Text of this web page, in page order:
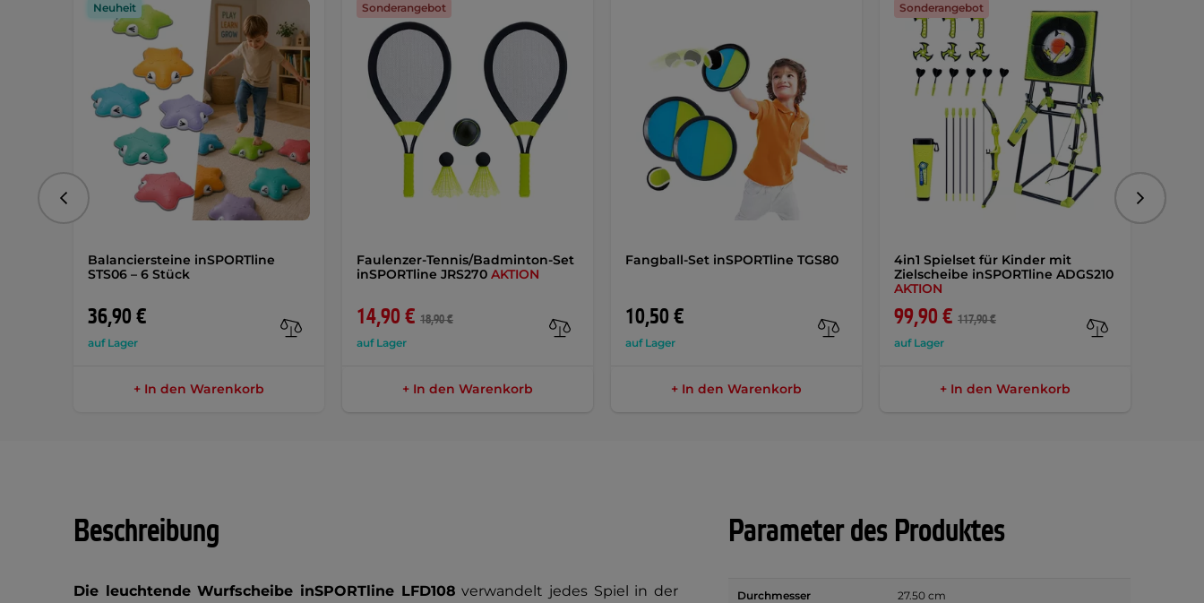
Balanciersteine inSPORTline
STS06 – 6 Stück
36,90 €
auf Lager
Neuheit
+ In den Warenkorb
Faulenzer-Tennis/Badminton-Set
inSPORTline JRS270 AKTION
14,90 € 18,90 €
auf Lager
Sonderangebot
+ In den Warenkorb
Fangball-Set inSPORTline TGS80
10,50 €
auf Lager
+ In den Warenkorb
4in1 Spielset für Kinder mit
Zielscheibe inSPORTline ADGS210
AKTION
99,90 € 117,90 €
auf Lager
Sonderangebot
+ In den Warenkorb
vorhergehend Folgend
Beschreibung
Die leuchtende Wurfscheibe inSPORTline LFD108 verwandelt jedes Spiel in der
Parameter des Produktes
Durchmesser 27.50 cm